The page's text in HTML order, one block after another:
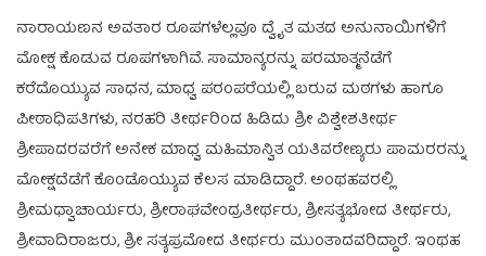
ನಾರಾಯಣನ ಅವತಾರ ರೂಪಗಳೆಲ್ಲವೂ ದ್ವೈತ ಮತದ ಅನುನಾಯಿಗಳಿಗೆ
ಮೋಕ್ಷ ಕೊಡುವ ರೂಪಗಳಾಗಿವೆ. ಸಾಮಾನ್ಯರನ್ನು ಪರಮಾತ್ಮನೆಡೆಗೆ
ಕರೆದೊಯ್ಯುವ ಸಾಧನ, ಮಾಧ್ವ ಪರಂಪರೆಯಲ್ಲಿ ಬರುವ ಮಠಗಳು ಹಾಗೂ
ಪೀಠಾಧಿಪತಿಗಳು, ನರಹರಿ ತೀರ್ಥರಿಂದ ಹಿಡಿದು ಶ್ರೀ ವಿಶ್ವೇಶತೀರ್ಥ
ಶ್ರೀಪಾದರವರೆಗೆ ಅನೇಕ ಮಾಧ್ವ ಮಹಿಮಾನ್ವಿತ ಯತಿವರೇಣ್ಯರು ಪಾಮರರನ್ನು
ಮೋಕ್ಷದೆಡೆಗೆ ಕೊಂಡೊಯ್ಯುವ ಕೆಲಸ ಮಾಡಿದ್ದಾರೆ. ಅಂಥಹವರಲ್ಲಿ
ಶ್ರೀಮಧ್ವಾಚಾರ್ಯರು, ಶ್ರೀರಾಘವೇಂದ್ರತೀರ್ಥರು, ಶ್ರೀಸತ್ಯಭೋದ ತೀರ್ಥರು,
ಶ್ರೀವಾದಿರಾಜರು, ಶ್ರೀ ಸತ್ಯಪ್ರಮೋದ ತೀರ್ಥರು ಮುಂತಾದವರಿದ್ದಾರೆ. ಇಂಥಹ